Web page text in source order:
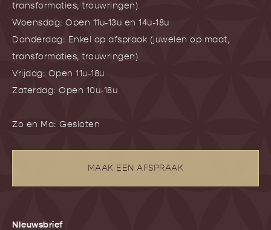
transformaties, trouwringen)
Woensdag: Open 11u-13u en 14u-18u
Donderdag: Enkel op afspraak (juwelen op maat,
transformaties, trouwringen)
Vrijdag: Open 11u-18u
Zaterdag: Open 10u-18u
Zo en Ma: Gesloten
MAAK EEN AFSPRAAK
NIeuwsbrief